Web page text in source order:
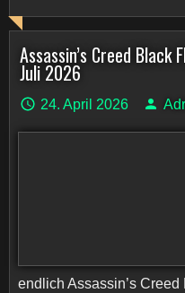
Assassin’s Creed
Juli 2026
24. April 2026
endlich Assassin’s